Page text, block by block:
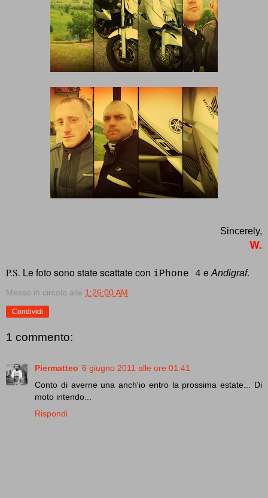
Sincerely,
W.
P.S. Le foto sono state scattate con iPhone 4 e Andigraf.
Messo in circolo alle 1:26:00 AM
Condividi
1 commento:
Piermatteo 6 giugno 2011 alle ore 01:41
Conto di averne una anch'io entro la prossima estate... Di
moto intendo...
Rispondi